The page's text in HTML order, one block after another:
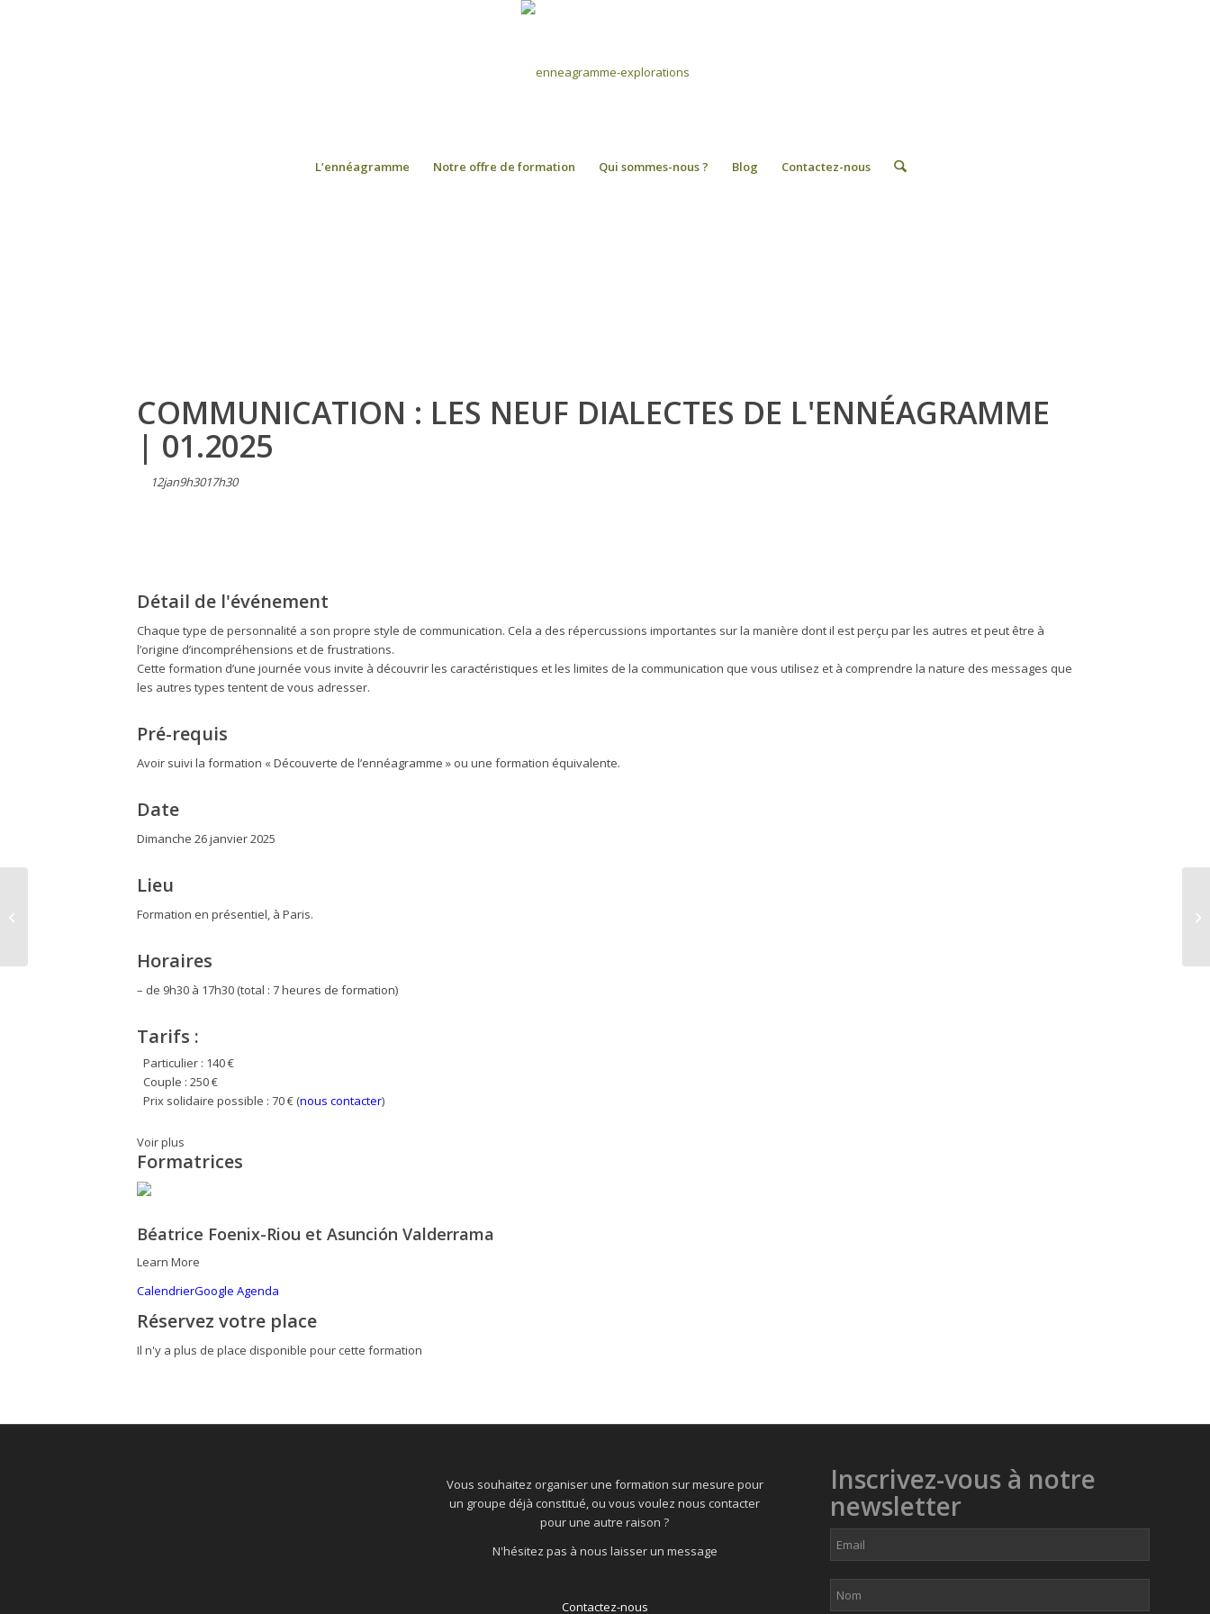
L’ennéagramme Notre offre de formation Qui sommes-nous ? Blog Contactez-nous
COMMUNICATION : LES NEUF DIALECTES DE L'ENNÉAGRAMME
| 01.2025
12jan9h3017h30
Détail de l'événement
Chaque type de personnalité a son propre style de communication. Cela a des répercussions importantes sur la manière dont il est perçu par les autres et peut être à
l’origine d’incompréhensions et de frustrations.
Cette formation d’une journée vous invite à découvrir les caractéristiques et les limites de la communication que vous utilisez et à comprendre la nature des messages que
les autres types tentent de vous adresser.
Pré-requis
Avoir suivi la formation « Découverte de l’ennéagramme » ou une formation équivalente.
Date
Dimanche 26 janvier 2025
Lieu
Formation en présentiel, à Paris.
Horaires
– de 9h30 à 17h30 (total : 7 heures de formation)
Tarifs :
Particulier : 140 €
Couple : 250 €
Prix solidaire possible : 70 € (nous contacter)
Voir plus
Formatrices
Béatrice Foenix-Riou et Asunción Valderrama
Learn More
CalendrierGoogle Agenda
Réservez votre place
Il n'y a plus de place disponible pour cette formation
Vous souhaitez organiser une formation sur mesure pour
un groupe déjà constitué, ou vous voulez nous contacter
pour une autre raison ?
N'hésitez pas à nous laisser un message
Contactez-nous
Inscrivez-vous à notre
newsletter